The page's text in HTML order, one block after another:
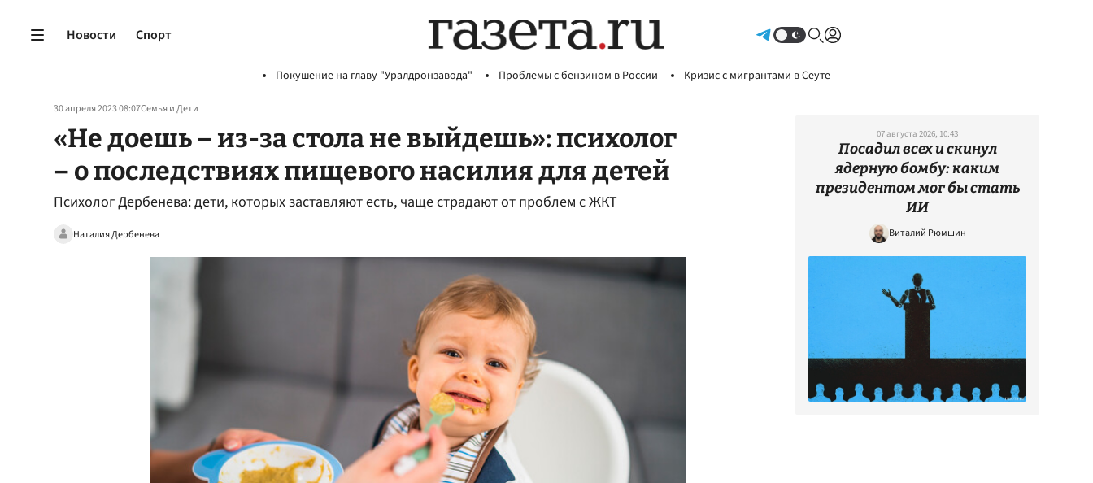
Новости Спорт
Покушение на главу "Уралдронзавода" Проблемы с бензином в России Кризис с мигрантами в Сеуте
30 апреля 2023 08:07Семья и Дети
«Не доешь – из-за стола не выйдешь»: психолог
– о последствиях пищевого насилия для детей
Психолог Дербенева: дети, которых заставляют есть, чаще страдают от проблем с ЖКТ
Наталия Дербенева
07 августа 2026, 10:43
Посадил всех и скинул
ядерную бомбу: каким
президентом мог бы стать
ИИ
Виталий Рюмшин